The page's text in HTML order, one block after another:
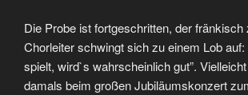
Die Probe ist fortgeschritten, der
Chorleiter schwingt sich zu einem Lob auf:
spielt, wird`s wahrscheinlich gut”.
damals beim großen Jubiläumskonzert